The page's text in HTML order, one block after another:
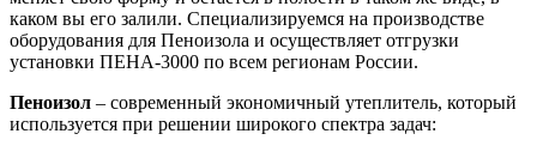
каком вы его залили. Специализируемся на производстве
оборудования для Пеноизола и осуществляет отгрузки
установки ПЕНА-3000 по всем регионам России.
Пеноизол – современный экономичный утеплитель, который
используется при решении широкого спектра задач: